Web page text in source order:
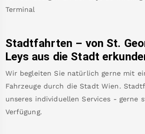
Terminal
Stadtfahrten – von St.
Leys aus die Stadt
Wir begleiten Sie natürlich gerne mit
Fahrzeuge durch die Stadt Wien.
unseres individuellen Services - gerne
Verfügung.